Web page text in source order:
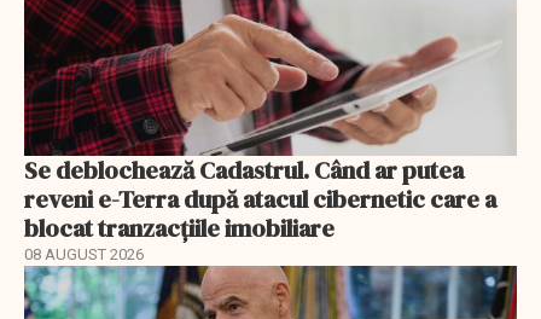
Se deblochează Cadastrul. Când ar putea
reveni e-Terra după atacul cibernetic care a
blocat tranzacțiile imobiliare
08 AUGUST 2026